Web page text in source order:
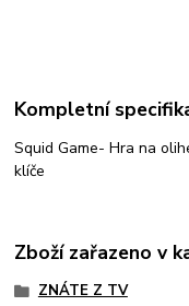
Kompletní
Squid Game- Hra na
klíče
Zboží zařazeno v
ZNÁTE Z TV